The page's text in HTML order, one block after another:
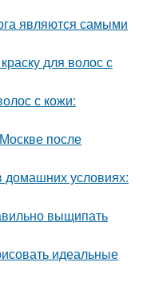
являются самыми
для волос с
с кожи:
после
домашних условиях:
выщипать
идеальные